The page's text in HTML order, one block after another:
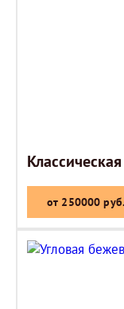
от 250000 руб.